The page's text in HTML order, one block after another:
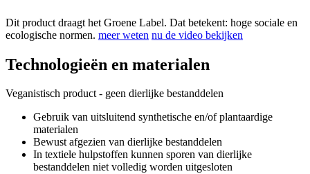
Dit product draagt het Groene Label. Dat betekent: hoge sociale en
ecologische normen. meer weten nu de video bekijken
Technologieën en materialen
Veganistisch product - geen dierlijke bestanddelen
Gebruik van uitsluitend synthetische en/of plantaardige
materialen
Bewust afgezien van dierlijke bestanddelen
In textiele hulpstoffen kunnen sporen van dierlijke
bestanddelen niet volledig worden uitgesloten